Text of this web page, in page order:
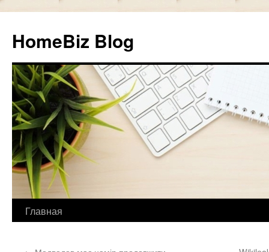
HomeBiz Blog
Skip
Главная